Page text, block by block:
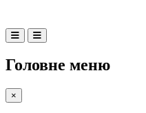
Головне меню
×